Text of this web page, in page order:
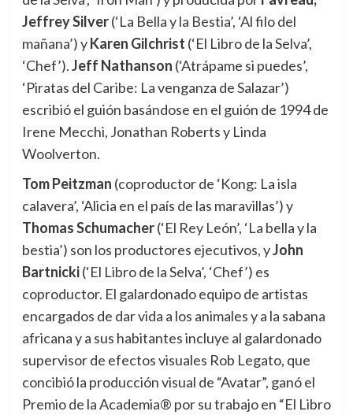
Jeffrey Silver(‘La Bella y la Bestia’, ‘Al filo del
mañana’) yKaren Gilchrist (‘El Libro de la Selva’,
‘Chef’).Jeff Nathanson (‘Atrápame si puedes’,
‘Piratas del Caribe: La venganza de Salazar’)
escribió el guión basándose en el guión de 1994 de
Irene Mecchi, Jonathan Roberts y Linda
Woolverton.
Tom Peitzman (coproductor de ‘Kong: La isla
calavera’, ‘Alicia en el país de las maravillas’) y
Thomas Schumacher(‘El Rey León’, ‘La bella y la
bestia’) son los productores ejecutivos, yJohn
Bartnicki(‘El Libro de la Selva’, ‘Chef’) es
coproductor. El galardonado equipo de artistas
encargados de dar vida a los animales y a la sabana
africana y a sus habitantes incluye al galardonado
supervisor de efectos visuales Rob Legato, que
concibió la producción visual de “Avatar”, ganó el
Premio de la Academia® por su trabajo en “El Libro